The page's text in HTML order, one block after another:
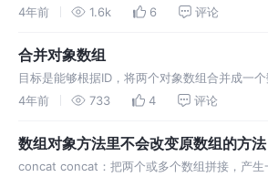
款语音通话产品，所以就有通话记录，每一条通
时候是由前
4年前 1.6k 6 评论
合并对象数组
目标是能够根据ID，将两个对象数组合并成一
这个办法是比较笨的，首先是两次遍历导致性能
4年前 733 4 评论
数组对象方法里不会改变原数组的方法
concat concat：把两个或多个数组拼接，产生